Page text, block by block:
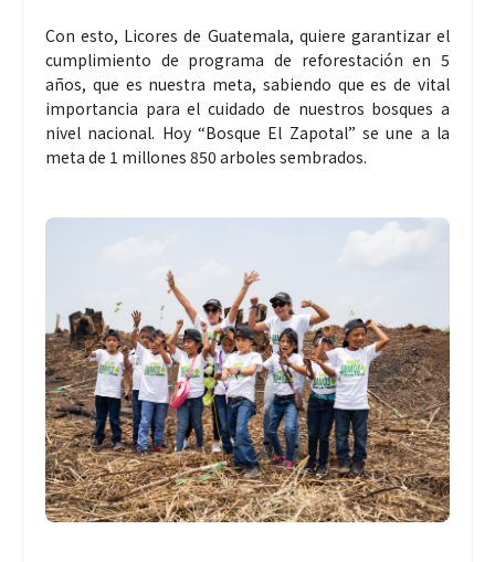
Con esto, Licores de Guatemala, quiere garantizar el
cumplimiento de programa de reforestación en 5
años, que es nuestra meta, sabiendo que es de vital
importancia para el cuidado de nuestros bosques a
nivel nacional. Hoy “Bosque El Zapotal” se une a la
meta de 1 millones 850 arboles sembrados.